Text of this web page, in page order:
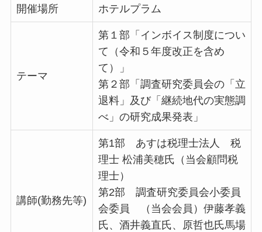
開催場所 ホテルプラム
テーマ
第１部「インボイス制度につい
て（令和５年度改正を含め
て）」
第２部「調査研究委員会の「立
退料」及び「継続地代の実態調
べ」の研究成果発表」
講師(勤務先等)
第1部 あすは税理士法人 税
理士 松浦美穂氏（当会顧問税
理士）
第2部 調査研究委員会小委員
会委員 （当会会員）伊藤孝義
氏、酒井義直氏、原哲也氏馬場